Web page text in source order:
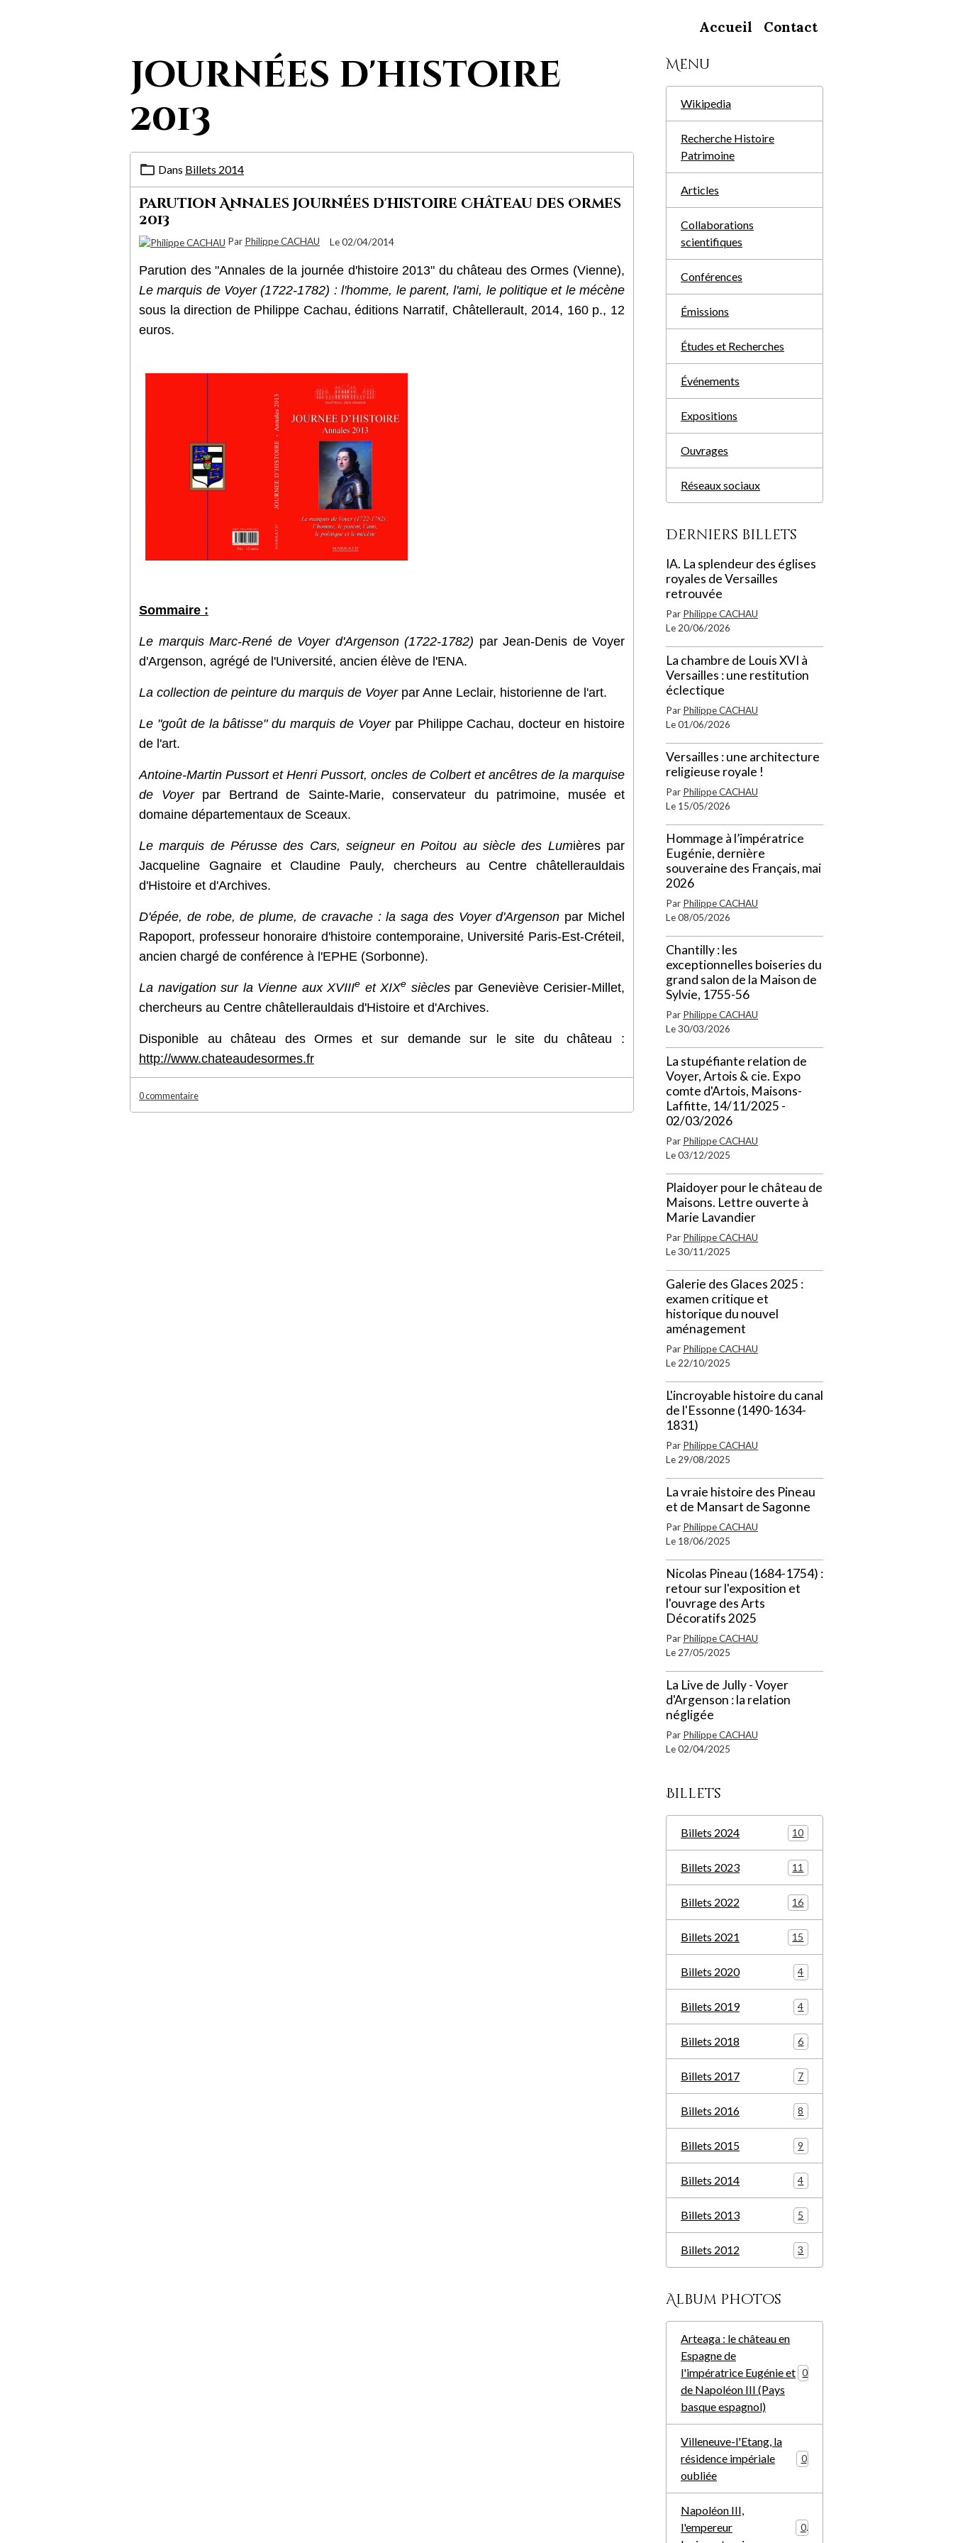
Accueil Contact
journées d'histoire
2013
Dans Billets 2014
Parution Annales Journées d'histoire Château des Ormes
2013
Par Philippe CACHAU Le 02/04/2014
Parution des "Annales de la journée d'histoire 2013" du château des Ormes (Vienne),
Le marquis de Voyer (1722-1782) : l'homme, le parent, l'ami, le politique et le mécène
sous la direction de Philippe Cachau, éditions Narratif, Châtellerault, 2014, 160 p., 12
euros.
Sommaire :
Le marquis Marc-René de Voyer d'Argenson (1722-1782) par Jean-Denis de Voyer
d'Argenson, agrégé de l'Université, ancien élève de l'ENA.
La collection de peinture du marquis de Voyerpar Anne Leclair, historienne de l'art.
Le "goût de la bâtisse" du marquis de Voyerpar Philippe Cachau, docteur en histoire
de l'art.
Antoine-Martin Pussort et Henri Pussort, oncles de Colbert et ancêtres de la marquise
de Voyerpar Bertrand de Sainte-Marie, conservateur du patrimoine, musée et
domaine départementaux de Sceaux.
Le marquis de Pérusse des Cars, seigneur en Poitou au siècle des Lumières par
Jacqueline Gagnaire et Claudine Pauly, chercheurs au Centre châtellerauldais
d'Histoire et d'Archives.
D'épée, de robe, de plume, de cravache : la saga des Voyer d'Argenson par Michel
Rapoport, professeur honoraire d'histoire contemporaine, Université Paris-Est-Créteil,
ancien chargé de conférence à l'EPHE (Sorbonne).
La navigation sur la Vienne aux XVIIIe et XIXe sièclespar Geneviève Cerisier-Millet,
chercheurs au Centre châtellerauldais d'Histoire et d'Archives.
Disponible au château des Ormes et sur demande sur le site du château :
http://www.chateaudesormes.fr
0 commentaire
Menu
Wikipedia
Recherche Histoire
Patrimoine
Articles
Collaborations
scientifiques
Conférences
Émissions
Études et Recherches
Événements
Expositions
Ouvrages
Réseaux sociaux
Derniers billets
IA. La splendeur des églises
royales de Versailles
retrouvée
Par Philippe CACHAU
Le 20/06/2026
La chambre de Louis XVI à
Versailles : une restitution
éclectique
Par Philippe CACHAU
Le 01/06/2026
Versailles : une architecture
religieuse royale !
Par Philippe CACHAU
Le 15/05/2026
Hommage à l’impératrice
Eugénie, dernière
souveraine des Français, mai
2026
Par Philippe CACHAU
Le 08/05/2026
Chantilly : les
exceptionnelles boiseries du
grand salon de la Maison de
Sylvie, 1755-56
Par Philippe CACHAU
Le 30/03/2026
La stupéfiante relation de
Voyer, Artois & cie. Expo
comte d'Artois, Maisons-
Laffitte, 14/11/2025 -
02/03/2026
Par Philippe CACHAU
Le 03/12/2025
Plaidoyer pour le château de
Maisons. Lettre ouverte à
Marie Lavandier
Par Philippe CACHAU
Le 30/11/2025
Galerie des Glaces 2025 :
examen critique et
historique du nouvel
aménagement
Par Philippe CACHAU
Le 22/10/2025
L'incroyable histoire du canal
de l'Essonne (1490-1634-
1831)
Par Philippe CACHAU
Le 29/08/2025
La vraie histoire des Pineau
et de Mansart de Sagonne
Par Philippe CACHAU
Le 18/06/2025
Nicolas Pineau (1684-1754) :
retour sur l'exposition et
l'ouvrage des Arts
Décoratifs 2025
Par Philippe CACHAU
Le 27/05/2025
La Live de Jully - Voyer
d'Argenson : la relation
négligée
Par Philippe CACHAU
Le 02/04/2025
Billets
Billets 2024 10
Billets 2023 11
Billets 2022 16
Billets 2021 15
Billets 2020 4
Billets 2019 4
Billets 2018 6
Billets 2017 7
Billets 2016 8
Billets 2015 9
Billets 2014 4
Billets 2013 5
Billets 2012 3
Album photos
Arteaga : le château en
Espagne de
l'impératrice Eugénie et
de Napoléon III (Pays
basque espagnol)
Villeneuve-l'Etang, la
résidence impériale
oubliée
0
Napoléon III,
l'empereur
0